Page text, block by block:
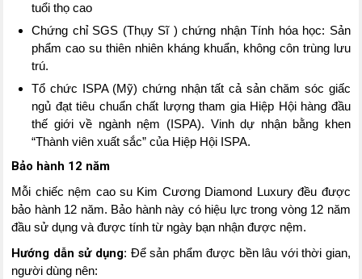
tuổi thọ cao
Chứng chỉ SGS (Thụy Sĩ ) chứng nhận Tính hóa học: Sản
phẩm cao su thiên nhiên kháng khuẩn, không côn trùng lưu
trú.
Tổ chức ISPA (Mỹ) chứng nhận tất cả sản chăm sóc giấc
ngủ đạt tiêu chuẩn chất lượng tham gia Hiệp Hội hàng đầu
thế giới về ngành nệm (ISPA). Vinh dự nhận bằng khen
“Thành viên xuất sắc” của Hiệp Hội ISPA.
Bảo hành 12 năm
Mỗi chiếc nệm cao su Kim Cương Diamond Luxury đều được
bảo hành 12 năm. Bảo hành này có hiệu lực trong vòng 12 năm
đầu sử dụng và được tính từ ngày bạn nhận được nệm.
Hướng dẫn sử dụng: Để sản phẩm được bền lâu với thời gian,
người dùng nên: